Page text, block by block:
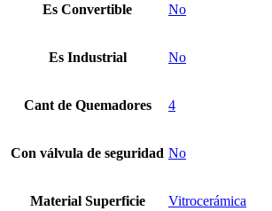
Es Convertible No
Es Industrial No
Cant de Quemadores 4
Con válvula de seguridad No
Material Superficie Vitrocerámica